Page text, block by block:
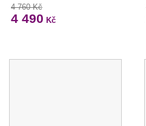
4 760 Kč
4 490 Kč